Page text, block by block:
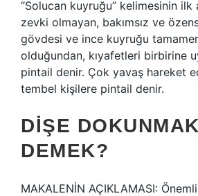
“Solucan kuyruğu” kelimesinin ilk
zevki olmayan, bakımsız ve
gövdesi ve ince kuyruğu
olduğundan, kıyafetleri birbirine
pintail denir. Çok yavaş hareket
tembel kişilere pintail denir.
DIŞE
DEMEK?
MAKALENİN AÇIKLAMASI: